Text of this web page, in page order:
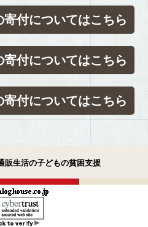
販生活の子どもの貧困支援
付についてはこちら
付についてはこちら
付についてはこちら